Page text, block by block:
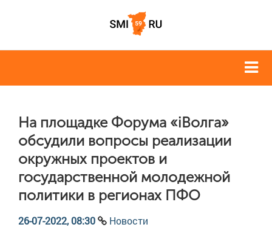
На площадке Форума «iВолга»
обсудили вопросы реализации
окружных проектов и
государственной молодежной
политики в регионах ПФО
26-07-2022, 08:30 Новости